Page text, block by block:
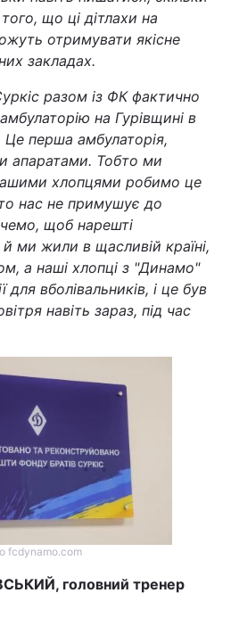
що ці дітлахи на
отримувати якісне
закладах.
разом із ФК фактично
на Гурівщині в
перша амбулаторія,
апаратами. Тобто ми
хлопцями робимо це
нас не примушує до
щоб нарешті
й ми жили в щасливій країні,
а наші хлопці з "Динамо"
для вболівальників, і це був
навіть зараз, під час
fcdynamo.com
головний тренер